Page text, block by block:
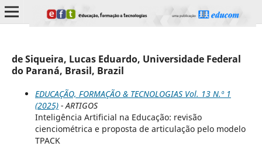
de Siqueira, Lucas Eduardo, Universidade Federal
do Paraná, Brasil, Brazil
EDUCAÇÃO, FORMAÇÃO & TECNOLOGIAS Vol. 13 N.º 1
(2025)- ARTIGOS
Inteligência Artificial na Educação: revisão
cienciométrica e proposta de articulação pelo modelo
TPACK